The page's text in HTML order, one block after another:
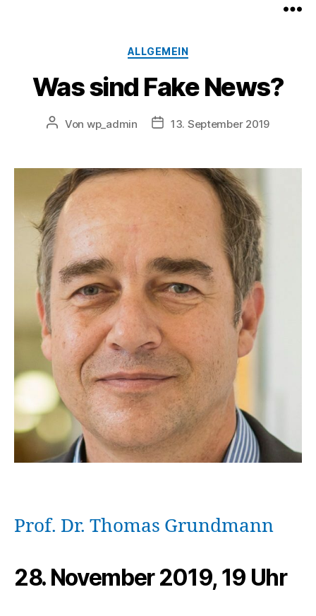
Kategorien
ALLGEMEIN
Was sind Fake News?
Beitragsautor
Von wp_admin Veröffentlichungsdatum
13. September 2019
Prof. Dr. Thomas Grundmann
28. November 2019, 19 Uhr